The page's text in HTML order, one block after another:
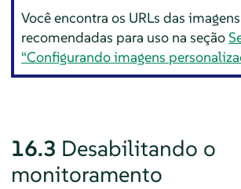
Você encontra os URLs das
recomendadas para uso na seção
“Configurando imagens
16.3 Desabilitando o
monitoramento